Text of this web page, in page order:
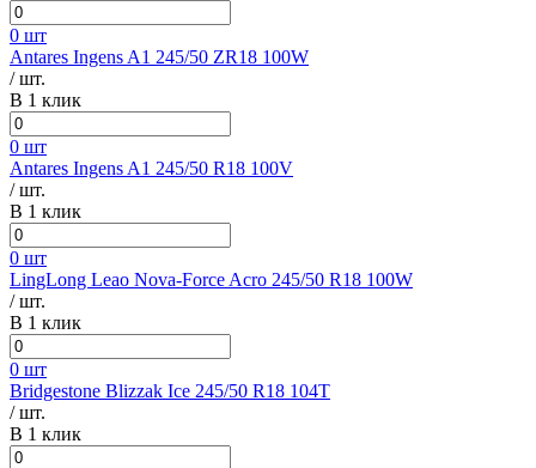
0 шт
Antares Ingens A1 245/50 ZR18 100W
/ шт.
В 1 клик
0 шт
Antares Ingens A1 245/50 R18 100V
/ шт.
В 1 клик
0 шт
LingLong Leao Nova-Force Acro 245/50 R18 100W
/ шт.
В 1 клик
0 шт
Bridgestone Blizzak Ice 245/50 R18 104T
/ шт.
В 1 клик